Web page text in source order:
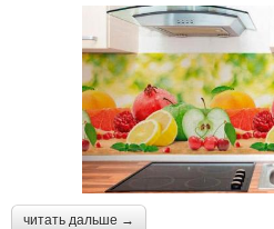
читать дальше →